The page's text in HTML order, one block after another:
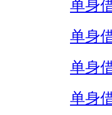
单身
单身
单身
单身